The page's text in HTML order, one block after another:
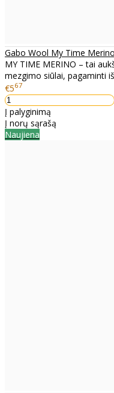
Gabo Wool My Time
MY TIME MERINO – tai
mezgimo siūlai, pagaminti
€567
Į palyginimą
Į norų sąrašą
Naujiena